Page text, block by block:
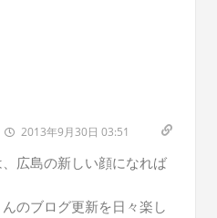
2013年9月30日 03:51
広島の新しい顔になれば
のブログ更新を日々楽し